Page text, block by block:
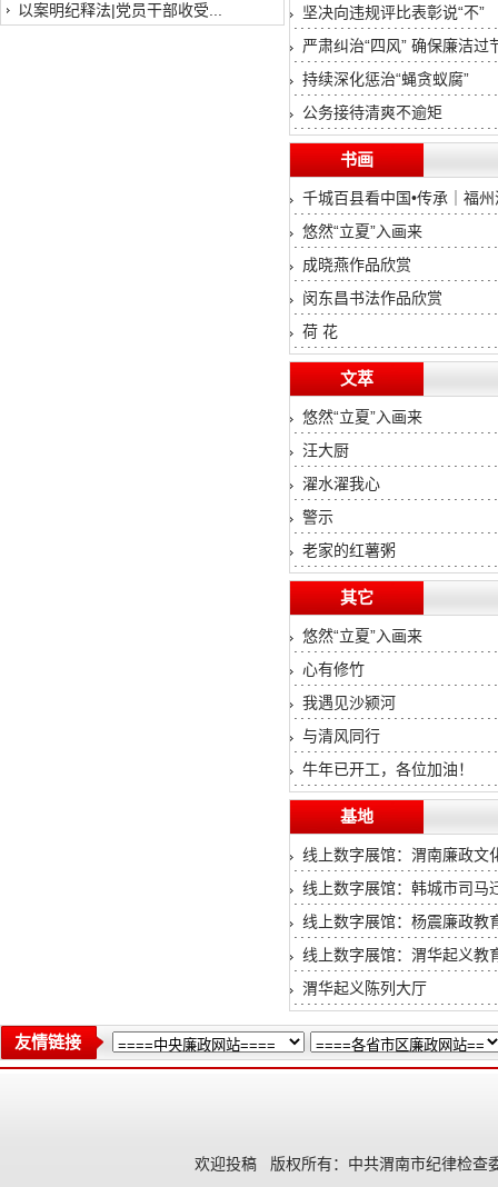
以案明纪释法|党员干部收受...
坚决向违规评比表彰说“不”
严肃纠治“四风” 确保廉洁过
持续深化惩治“蝇贪蚁腐”
公务接待清爽不逾矩
书画
千城百县看中国•传承｜福
悠然“立夏”入画来
成晓燕作品欣赏
闵东昌书法作品欣赏
荷 花
文萃
悠然“立夏”入画来
汪大厨
濯水濯我心
警示
老家的红薯粥
其它
悠然“立夏”入画来
心有修竹
我遇见沙颍河
与清风同行
牛年已开工，各位加油！
基地
线上数字展馆：渭南廉政文
线上数字展馆：韩城市司马
线上数字展馆：杨震廉政教
线上数字展馆：渭华起义教
渭华起义陈列大厅
友情链接
欢迎投稿 版权所有：中共渭南市纪律检查